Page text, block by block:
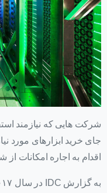
شرکت هایی که نیازمند
اقدام به اجاره امکانات